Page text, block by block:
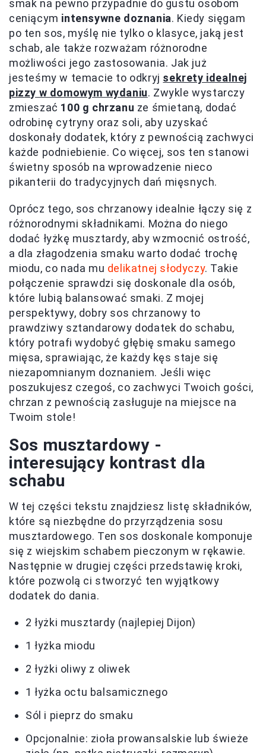
smak na pewno przypadnie do gustu osobom
ceniącym intensywne doznania. Kiedy sięgam
po ten sos, myślę nie tylko o klasyce, jaką jest
schab, ale także rozważam różnorodne
możliwości jego zastosowania. Jak już
jesteśmy w temacie to odkryj sekrety idealnej
pizzy w domowym wydaniu. Zwykle wystarczy
zmieszać 100 g chrzanu ze śmietaną, dodać
odrobinę cytryny oraz soli, aby uzyskać
doskonały dodatek, który z pewnością zachwyci
każde podniebienie. Co więcej, sos ten stanowi
świetny sposób na wprowadzenie nieco
pikanterii do tradycyjnych dań mięsnych.
Oprócz tego, sos chrzanowy idealnie łączy się z
różnorodnymi składnikami. Można do niego
dodać łyżkę musztardy, aby wzmocnić ostrość,
a dla złagodzenia smaku warto dodać trochę
miodu, co nada mu delikatnej słodyczy. Takie
połączenie sprawdzi się doskonale dla osób,
które lubią balansować smaki. Z mojej
perspektywy, dobry sos chrzanowy to
prawdziwy sztandarowy dodatek do schabu,
który potrafi wydobyć głębię smaku samego
mięsa, sprawiając, że każdy kęs staje się
niezapomnianym doznaniem. Jeśli więc
poszukujesz czegoś, co zachwyci Twoich gości,
chrzan z pewnością zasługuje na miejsce na
Twoim stole!
Sos musztardowy -
interesujący kontrast dla
schabu
W tej części tekstu znajdziesz listę składników,
które są niezbędne do przyrządzenia sosu
musztardowego. Ten sos doskonale komponuje
się z wiejskim schabem pieczonym w rękawie.
Następnie w drugiej części przedstawię kroki,
które pozwolą ci stworzyć ten wyjątkowy
dodatek do dania.
2 łyżki musztardy (najlepiej Dijon)
1 łyżka miodu
2 łyżki oliwy z oliwek
1 łyżka octu balsamicznego
Sól i pieprz do smaku
Opcjonalnie: zioła prowansalskie lub świeże